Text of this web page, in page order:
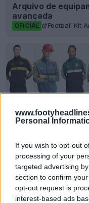
Personal
If you wish to opt-out
processing of your
targeted advertising
section to confirm
opt-out request is
interest-based ads
Arquivo de
avançada
OFICIAL Football Kit
Lançamento dos
Adidas para os
OFICIAL 5